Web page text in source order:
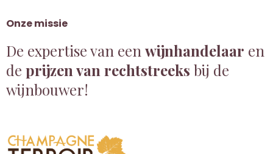
Onze missie
De expertise van een wijnhandelaar en
de prijzen van rechtstreeks bij de
wijnbouwer!